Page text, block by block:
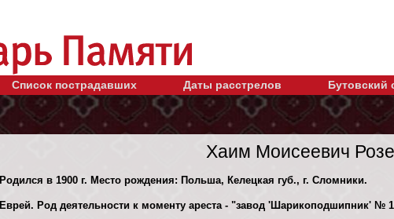
Список пострадавших Даты расстрелов Бутовский
Хаим Моисеевич
Родился в 1900 г. Место рождения: Польша, Келецкая губ., г. Сломники.
Еврей. Род деятельности к моменту ареста - "завод 'Шарикоподшипник' №